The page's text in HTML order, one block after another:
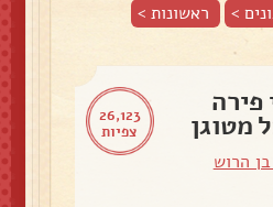
> ראשונות>
26,123
צפיות
פירה
מטוגן
הרוש